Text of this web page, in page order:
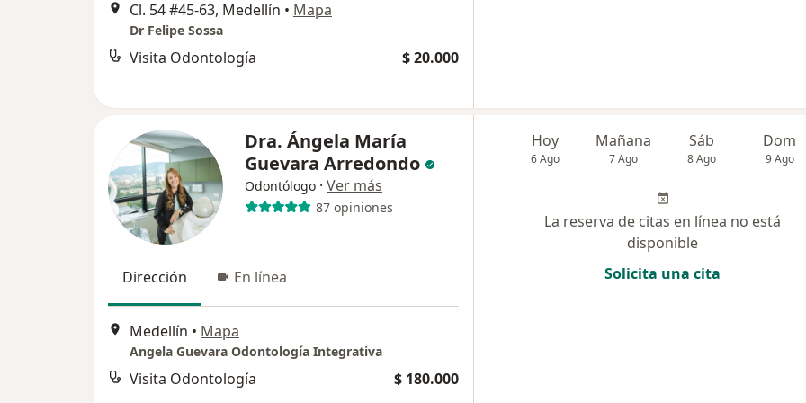
Cl. 54 #45-63, Medellín • Mapa
Dr Felipe Sossa
Visita Odontología $ 20.000
Dra. Ángela María
Guevara Arredondo
Odontólogo · Ver más
87 opiniones
Dirección En línea
Medellín • Mapa
Angela Guevara Odontología Integrativa
Visita Odontología $ 180.000
Hoy
6 Ago
Mañana
7 Ago
Sáb
8 Ago
Dom
9 Ago
La reserva de citas en línea no está
disponible
Solicita una cita